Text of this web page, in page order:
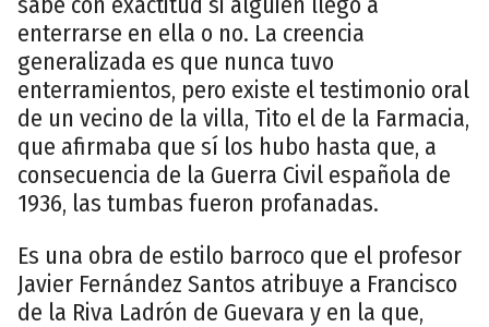
enterrarse en ella o no. La creencia
generalizada es que nunca tuvo
enterramientos, pero existe el testimonio oral
de un vecino de la villa, Tito el de la Farmacia,
que afirmaba que sí los hubo hasta que, a
consecuencia de la Guerra Civil española de
1936, las tumbas fueron profanadas.
Es una obra de estilo barroco que el profesor
Javier Fernández Santos atribuye a Francisco
de la Riva Ladrón de Guevara y en la que,